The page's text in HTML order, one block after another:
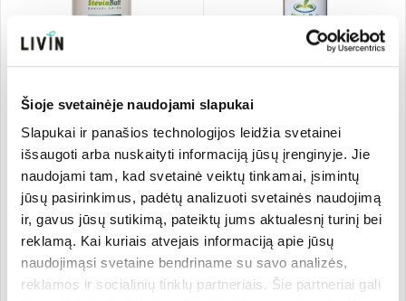
Šioje svetainėje naudojami slapukai
Slapukai ir panašios technologijos leidžia svetainei
išsaugoti arba nuskaityti informaciją jūsų įrenginyje. Jie
naudojami tam, kad svetainė veiktų tinkamai, įsimintų
jūsų pasirinkimus, padėtų analizuoti svetainės naudojimą
ir, gavus jūsų sutikimą, pateiktų jums aktualesnį turinį bei
reklamą. Kai kuriais atvejais informaciją apie jūsų
naudojimąsi svetaine bendriname su savo analizės,
reklamos ir socialinių tinklų partneriais. Šie partneriai gali
Steviolio glikozido pagrindu
sudarytas saldiklis, tabletės
REB-A
SteviaBalt
600 x 60 mg
0.02 €/vnt
11,98 €
Pridėti
Steviolio glikozido pagrindu
sudarytas saldiklis, skystas
SteviaBalt
119.80 €/l
5,99 €
Pridėti